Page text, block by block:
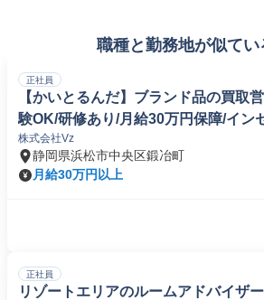
職種と勤務地が似てい
正社員
【かいとるんだ】ブランド品の買取
験OK/研修あり/月給30万円保障/イン
株式会社Vz
静岡県浜松市中央区鍛冶町
月給30万円以上
正社員
リゾートエリアのルームアドバイザー